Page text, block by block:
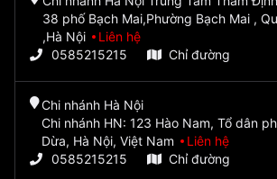
38 phố Bạch Mai,Phường Bạch Mai ,
,Hà Nội
Liên hệ
0585215215
Chỉ đường
Chi nhánh Hà Nội
Chi nhánh HN: 123 Hào Nam, Tổ dân
Dừa, Hà Nội, Việt Nam
Liên hệ
0585215215
Chỉ đường